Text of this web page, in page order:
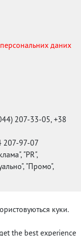
персональних даних
207-33-05, +38
207-97-07
"PR",
"Промо",
куки.
the best experience